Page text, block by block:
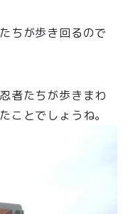
ちが歩き回るので
者たちが歩きまわ
ことでしょうね。